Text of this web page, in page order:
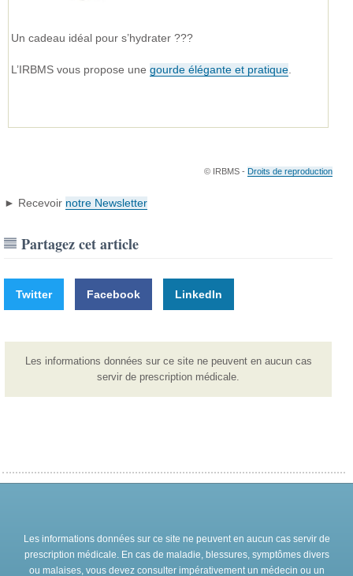
Un cadeau idéal pour s’hydrater ???
L’IRBMS vous propose unegourde élégante et pratique
© IRBMS - Droits de reproduction
► Recevoir notre Newsletter
Partagez cet article
Twitter Facebook LinkedIn
Les informations données sur ce site ne peuvent en aucun cas
servir de prescription médicale.
Les informations données sur ce site ne peuvent en aucun cas servir de
prescription médicale. En cas de maladie, blessures, symptômes divers
ou malaises, vous devez consulter impérativement un médecin ou un